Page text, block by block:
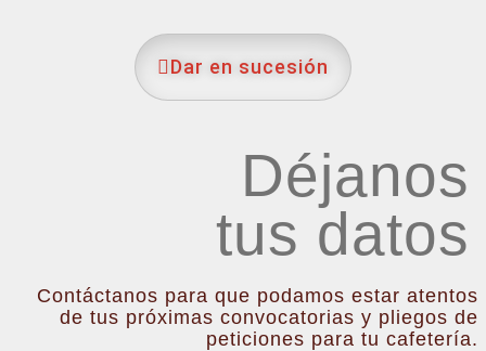
Dar en sucesión
Déjanos
tus datos
Contáctanos para que podamos estar atentos
de tus próximas convocatorias y pliegos de
peticiones para tu cafetería.